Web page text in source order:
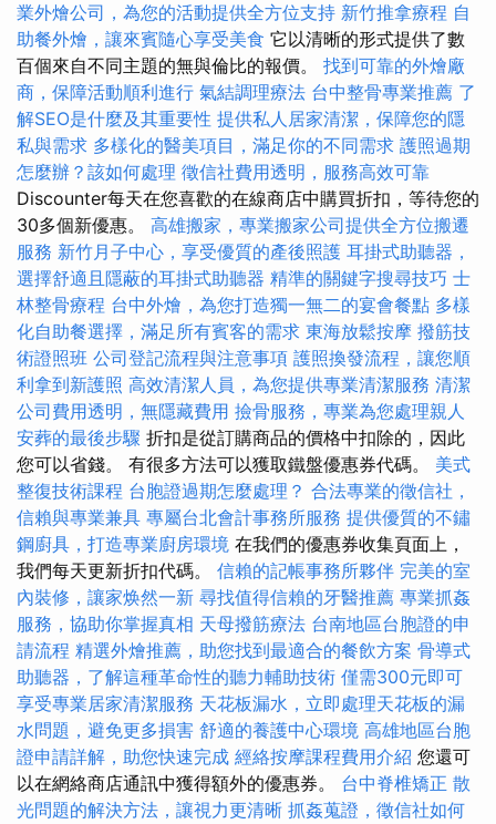
業外燴公司，為您的活動提供全方位支持 新竹推拿療程 自
助餐外燴，讓來賓隨心享受美食 它以清晰的形式提供了數
百個來自不同主題的無與倫比的報價。 找到可靠的外燴廠
商，保障活動順利進行 氣結調理療法 台中整骨專業推薦 了
解SEO是什麼及其重要性 提供私人居家清潔，保障您的隱
私與需求 多樣化的醫美項目，滿足你的不同需求 護照過期
怎麼辦？該如何處理 徵信社費用透明，服務高效可靠
Discounter每天在您喜歡的在線商店中購買折扣，等待您的
30多個新優惠。 高雄搬家，專業搬家公司提供全方位搬遷
服務 新竹月子中心，享受優質的產後照護 耳掛式助聽器，
選擇舒適且隱蔽的耳掛式助聽器 精準的關鍵字搜尋技巧 士
林整骨療程 台中外燴，為您打造獨一無二的宴會餐點 多樣
化自助餐選擇，滿足所有賓客的需求 東海放鬆按摩 撥筋技
術證照班 公司登記流程與注意事項 護照換發流程，讓您順
利拿到新護照 高效清潔人員，為您提供專業清潔服務 清潔
公司費用透明，無隱藏費用 撿骨服務，專業為您處理親人
安葬的最後步驟 折扣是從訂購商品的價格中扣除的，因此
您可以省錢。 有很多方法可以獲取鐵盤優惠券代碼。 美式
整復技術課程 台胞證過期怎麼處理？ 合法專業的徵信社，
信賴與專業兼具 專屬台北會計事務所服務 提供優質的不鏽
鋼廚具，打造專業廚房環境 在我們的優惠券收集頁面上，
我們每天更新折扣代碼。 信賴的記帳事務所夥伴 完美的室
內裝修，讓家焕然一新 尋找值得信賴的牙醫推薦 專業抓姦
服務，協助你掌握真相 天母撥筋療法 台南地區台胞證的申
請流程 精選外燴推薦，助您找到最適合的餐飲方案 骨導式
助聽器，了解這種革命性的聽力輔助技術 僅需300元即可
享受專業居家清潔服務 天花板漏水，立即處理天花板的漏
水問題，避免更多損害 舒適的養護中心環境 高雄地區台胞
證申請詳解，助您快速完成 經絡按摩課程費用介紹 您還可
以在網絡商店通訊中獲得額外的優惠券。 台中脊椎矯正 散
光問題的解決方法，讓視力更清晰 抓姦蒐證，徵信社如何